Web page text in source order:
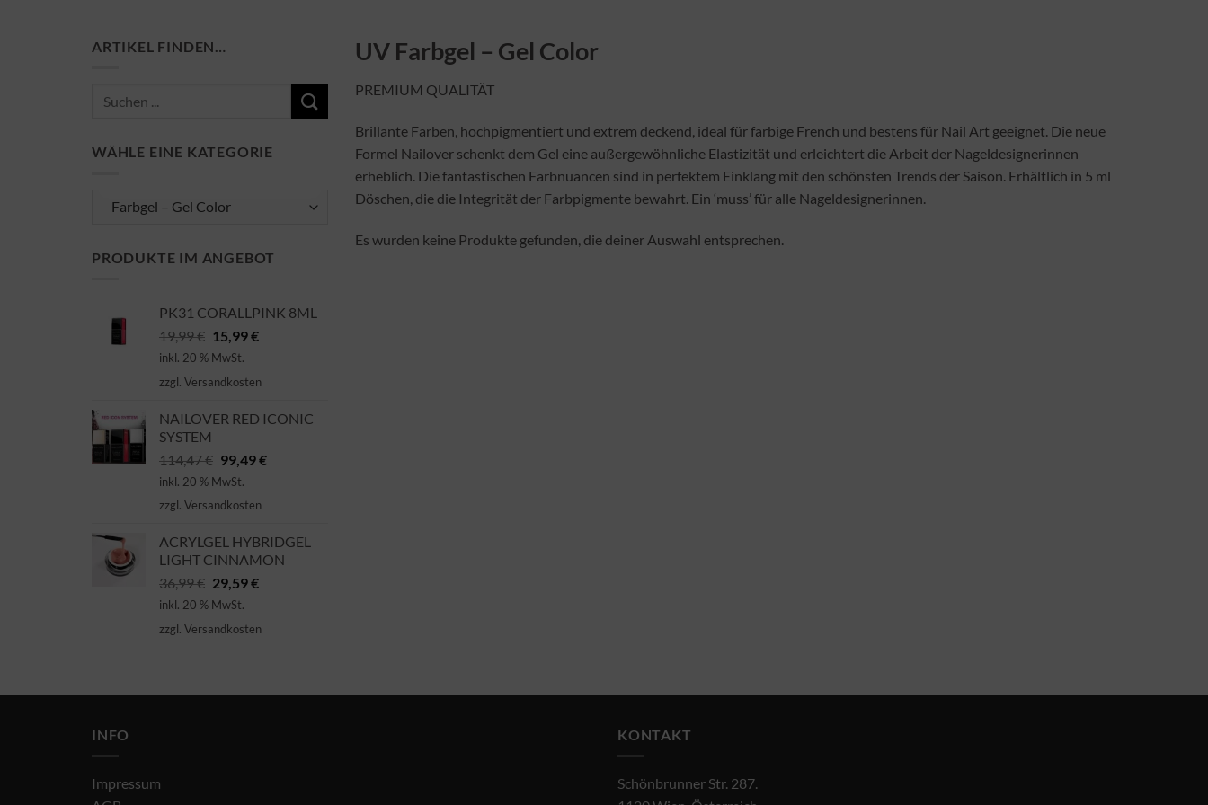
ARTIKEL FINDEN…
WÄHLE EINE KATEGORIE
PRODUKTE IM ANGEBOT
PK31 CORALLPINK 8ML
19,99€ Ursprünglicher
Preis
19,99 €
15,99€Aktueller
15,99 €.
inkl. 20 % MwSt.
zzgl. Versandkosten
NAILOVER RED ICONIC
SYSTEM
114,47€ Ursprünglicher
Preis
114,47 €
99,49€Aktueller
inkl. 20 % MwSt.
zzgl. Versandkosten
ACRYLGEL HYBRIDGEL
LIGHT CINNAMON
36,99€ Ursprünglicher
Preis
36,99 €
29,59€Aktueller
29,59 €.
inkl. 20 % MwSt.
zzgl. Versandkosten
UV Farbgel – Gel Color
PREMIUM QUALITÄT
Brillante Farben, hochpigmentiert und extrem deckend, ideal für farbige French und bestens für Nail Art geeignet. Die neue
Formel Nailover schenkt dem Gel eine außergewöhnliche Elastizität und erleichtert die Arbeit der Nageldesignerinnen
erheblich. Die fantastischen Farbnuancen sind in perfektem Einklang mit den schönsten Trends der Saison. Erhältlich in 5 ml
Döschen, die die Integrität der Farbpigmente bewahrt. Ein ‘muss’ für alle Nageldesignerinnen.
Es wurden keine Produkte gefunden, die deiner Auswahl entsprechen.
INFO
Impressum
KONTAKT
Schönbrunner Str. 287.